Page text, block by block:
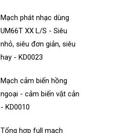
Mạch phát nhạc dùng
UM66T XX L/S - Siêu
nhỏ, siêu đơn giản, siêu
hay - KD0023
Mạch cảm biến hồng
ngoại - cảm biến vật cản
- KD0010
Tổng hợp full mạch